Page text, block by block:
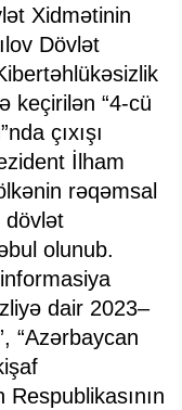
Xidmətinin
Dövlət
keçirilən “4-cü
çıxışı
İlham
rəqəmsal
dövlət
olunub.
dair 2023–
“Azərbaycan
Respublikasının